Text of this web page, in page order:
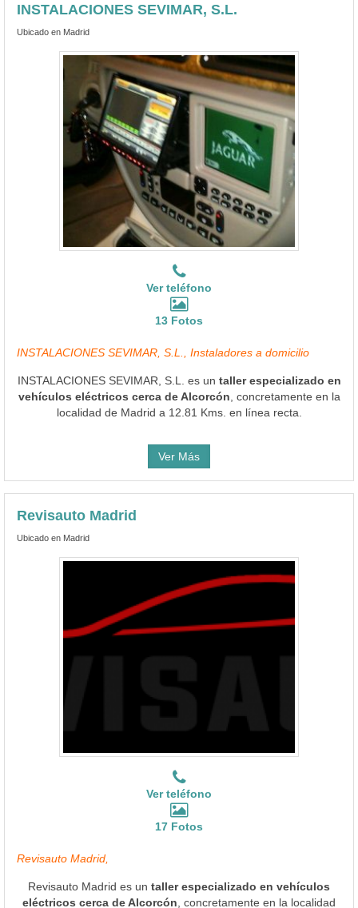
INSTALACIONES SEVIMAR, S.L.
Ubicado en Madrid
Ver teléfono
13 Fotos
INSTALACIONES SEVIMAR, S.L., Instaladores a domicilio
INSTALACIONES SEVIMAR, S.L. es un taller especializado en
vehículos eléctricos cerca de Alcorcón , concretamente en la
localidad de Madrid a 12.81 Kms. en línea recta.
Ver Más
Revisauto Madrid
Ubicado en Madrid
Ver teléfono
17 Fotos
Revisauto Madrid,
Revisauto Madrid es un taller especializado en vehículos
eléctricos cerca de Alcorcón , concretamente en la localidad